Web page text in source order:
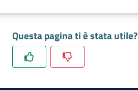
Innovazione
Internazionalizzazione
delle
Questa pagina ti è stata utile?